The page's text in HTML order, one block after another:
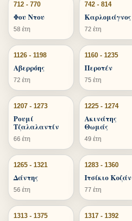
712 - 770
Φου Ντου
58 έτη
742 - 814
Καρλομάγνος
72 έτη
1126 - 1198
Αβερρόης
72 έτη
1160 - 1235
Περοτέν
75 έτη
1207 - 1273
Ρουμί
Τζαλαλαντίν
66 έτη
1225 - 1274
Ακινάτης
Θωμάς
49 έτη
1265 - 1321
Δάντης
56 έτη
1283 - 1360
Ιτσίκιο Κοζάν
77 έτη
1313 - 1375 1317 - 1392